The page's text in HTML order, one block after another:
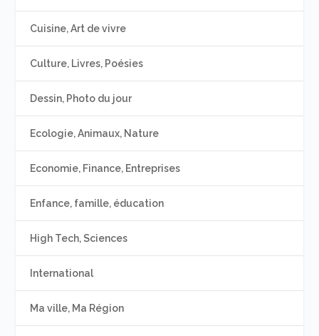
Cuisine, Art de vivre
Culture, Livres, Poésies
Dessin, Photo du jour
Ecologie, Animaux, Nature
Economie, Finance, Entreprises
Enfance, famille, éducation
High Tech, Sciences
International
Ma ville, Ma Région